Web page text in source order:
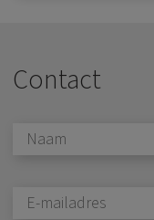
Contact